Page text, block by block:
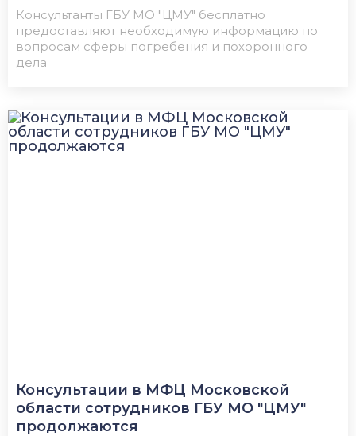
Консультанты ГБУ МО "ЦМУ" бесплатно
предоставляют необходимую информацию по
вопросам сферы погребения и похоронного
дела
Консультации в МФЦ Московской
области сотрудников ГБУ МО "ЦМУ"
продолжаются